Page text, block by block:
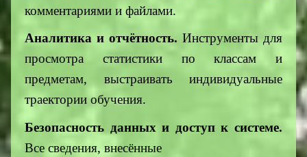
комментариями и файлами.
Аналитика и отчётность. Инструменты для
просмотра статистики по классам и
предметам, выстраивать индивидуальные
траектории обучения.
Безопасность данных и доступ к системе.
Все сведения, внесённые